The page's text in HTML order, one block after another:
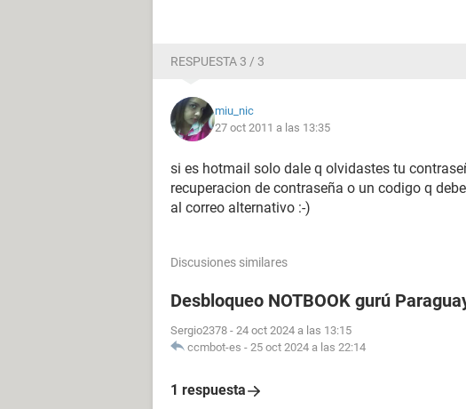
RESPUESTA 3 / 3
miu_nic
27 oct 2011 a las 13:35
si es hotmail solo dale q olvidastes tu
recuperacion de contraseña o un codigo q
al correo alternativo :-)
Discusiones similares
Desbloqueo NOTBOOK gurú
Sergio2378 - 24 oct 2024 a las 13:15
ccmbot-es - 25 oct 2024 a las 22:14
1 respuesta